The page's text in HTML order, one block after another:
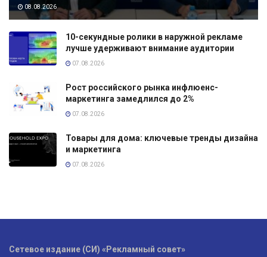
08.08.2026
10-секундные ролики в наружной рекламе
лучше удерживают внимание аудитории
07.08.2026
Рост российского рынка инфлюенс-
маркетинга замедлился до 2%
07.08.2026
Товары для дома: ключевые тренды дизайна
и маркетинга
07.08.2026
Сетевое издание (СИ) «Рекламный совет»